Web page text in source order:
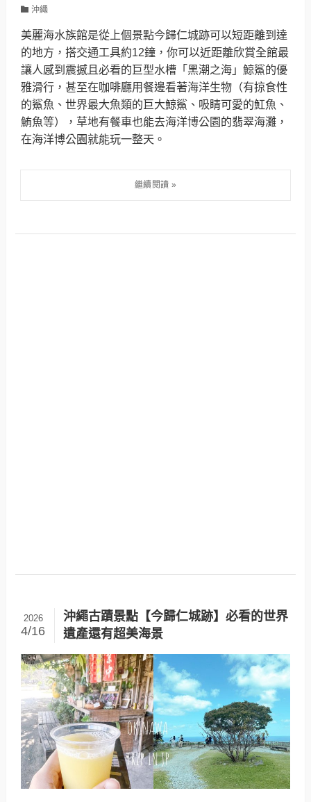
沖繩
美麗海水族館是從上個景點今歸仁城跡可以短距離到達
的地方，搭交通工具約12鐘，你可以近距離欣賞全館最
讓人感到震撼且必看的巨型水槽「黑潮之海」鯨鯊的優
雅滑行，甚至在咖啡廳用餐邊看著海洋生物（有掠食性
的鯊魚、世界最大魚類的巨大鯨鯊、吸睛可愛的魟魚、
鮪魚等），草地有餐車也能去海洋博公園的翡翠海灘，
在海洋博公園就能玩一整天。
沖繩古蹟景點【今歸仁城跡】必看的世界
遺產還有超美海景
2026
4/16